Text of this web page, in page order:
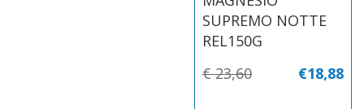
SUPREMO NOTTE
REL150G
€ 23,60
€18,88